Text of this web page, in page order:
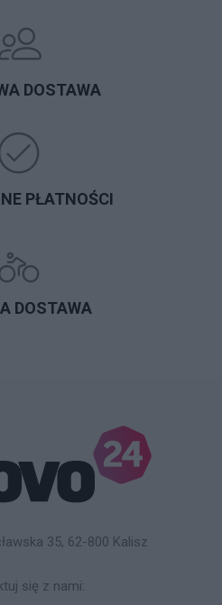
DOSTAWA
PŁATNOŚCI
DOSTAWA
35, 62-800 Kalisz
się z nami: